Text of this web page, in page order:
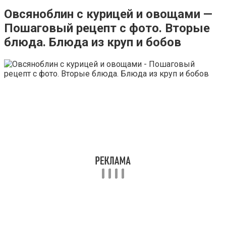
Овсяноблин с курицей и овощами —
Пошаговый рецепт с фото. Вторые
блюда. Блюда из круп и бобов